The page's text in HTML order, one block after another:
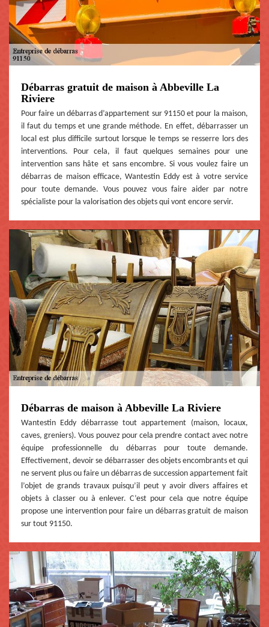
Débarras gratuit de maison à Abbeville La
Riviere
Pour faire un débarras d’appartement sur 91150 et pour la maison,
il faut du temps et une grande méthode. En effet, débarrasser un
local est plus difficile surtout lorsque le temps se resserre lors des
interventions. Pour cela, il faut quelques semaines pour une
intervention sans hâte et sans encombre. Si vous voulez faire un
débarras de maison efficace, Wantestin Eddy est à votre service
pour toute demande. Vous pouvez vous faire aider par notre
spécialiste pour la valorisation des objets qui vont encore servir.
Débarras de maison à Abbeville La Riviere
Wantestin Eddy débarrasse tout appartement (maison, locaux,
caves, greniers). Vous pouvez pour cela prendre contact avec notre
équipe professionnelle du débarras pour toute demande.
Effectivement, devoir se débarrasser des objets encombrants et qui
ne servent plus ou faire un débarras de succession appartement fait
l’objet de grands travaux puisqu’il peut y avoir divers affaires et
objets à classer ou à enlever. C’est pour cela que notre équipe
propose une intervention pour faire un débarras gratuit de maison
sur tout 91150.